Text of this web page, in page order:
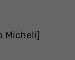
Micheli]